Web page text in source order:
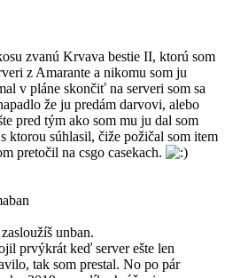
zvanú Krvava bestie II, ktorú som
z Amarante a nikomu som ju
v pláne skončiť na serveri som sa
že ju predám darvovi, alebo
pred tým ako som mu ju dal som
ktorou súhlasil, čiže požičal som item
pretočil na csgo casekach.
unban.
prvýkrát keď server ešte len
tak som prestal. No po pár